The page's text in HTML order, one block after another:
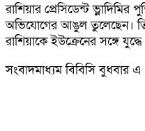
রাশিয়ার প্রেসিডেন্ট ভ্লাদিমির
অভিযোগের আঙুল তুলেছেন।
রাশিয়াকে ইউক্রেনের সঙ্গে
সংবাদমাধ্যম বিবিসি বুধবার